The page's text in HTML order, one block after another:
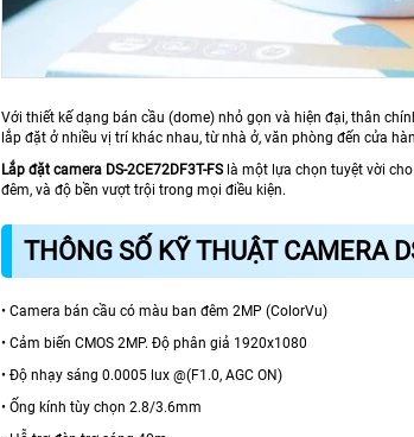
Với thiết kế dạng bán cầu (dome) nhỏ gọn và hiện đại, thân
lắp đặt ở nhiều vị trí khác nhau, từ nhà ở, văn phòng đến cửa
Lắp đặt camera DS-2CE72DF3T-FSlà một lựa chọn tuyệt vời
đêm, và độ bền vượt trội trong mọi điều kiện.
THÔNG SỐ KỸ THUẬT CAMERA
• Camera bán cầu có màu ban đêm 2MP (ColorVu)
• Cảm biến CMOS 2MP. Độ phân giả 1920x1080
• Độ nhạy sáng 0.0005 lux @(F1.0, AGC ON)
• Ống kính tùy chọn 2.8/3.6mm